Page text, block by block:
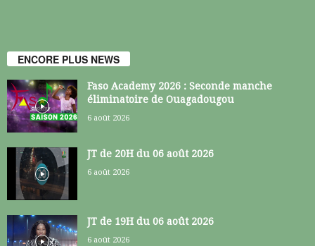
ENCORE PLUS NEWS
Faso Academy 2026 : Seconde manche
éliminatoire de Ouagadougou
6 août 2026
JT de 20H du 06 août 2026
6 août 2026
JT de 19H du 06 août 2026
6 août 2026